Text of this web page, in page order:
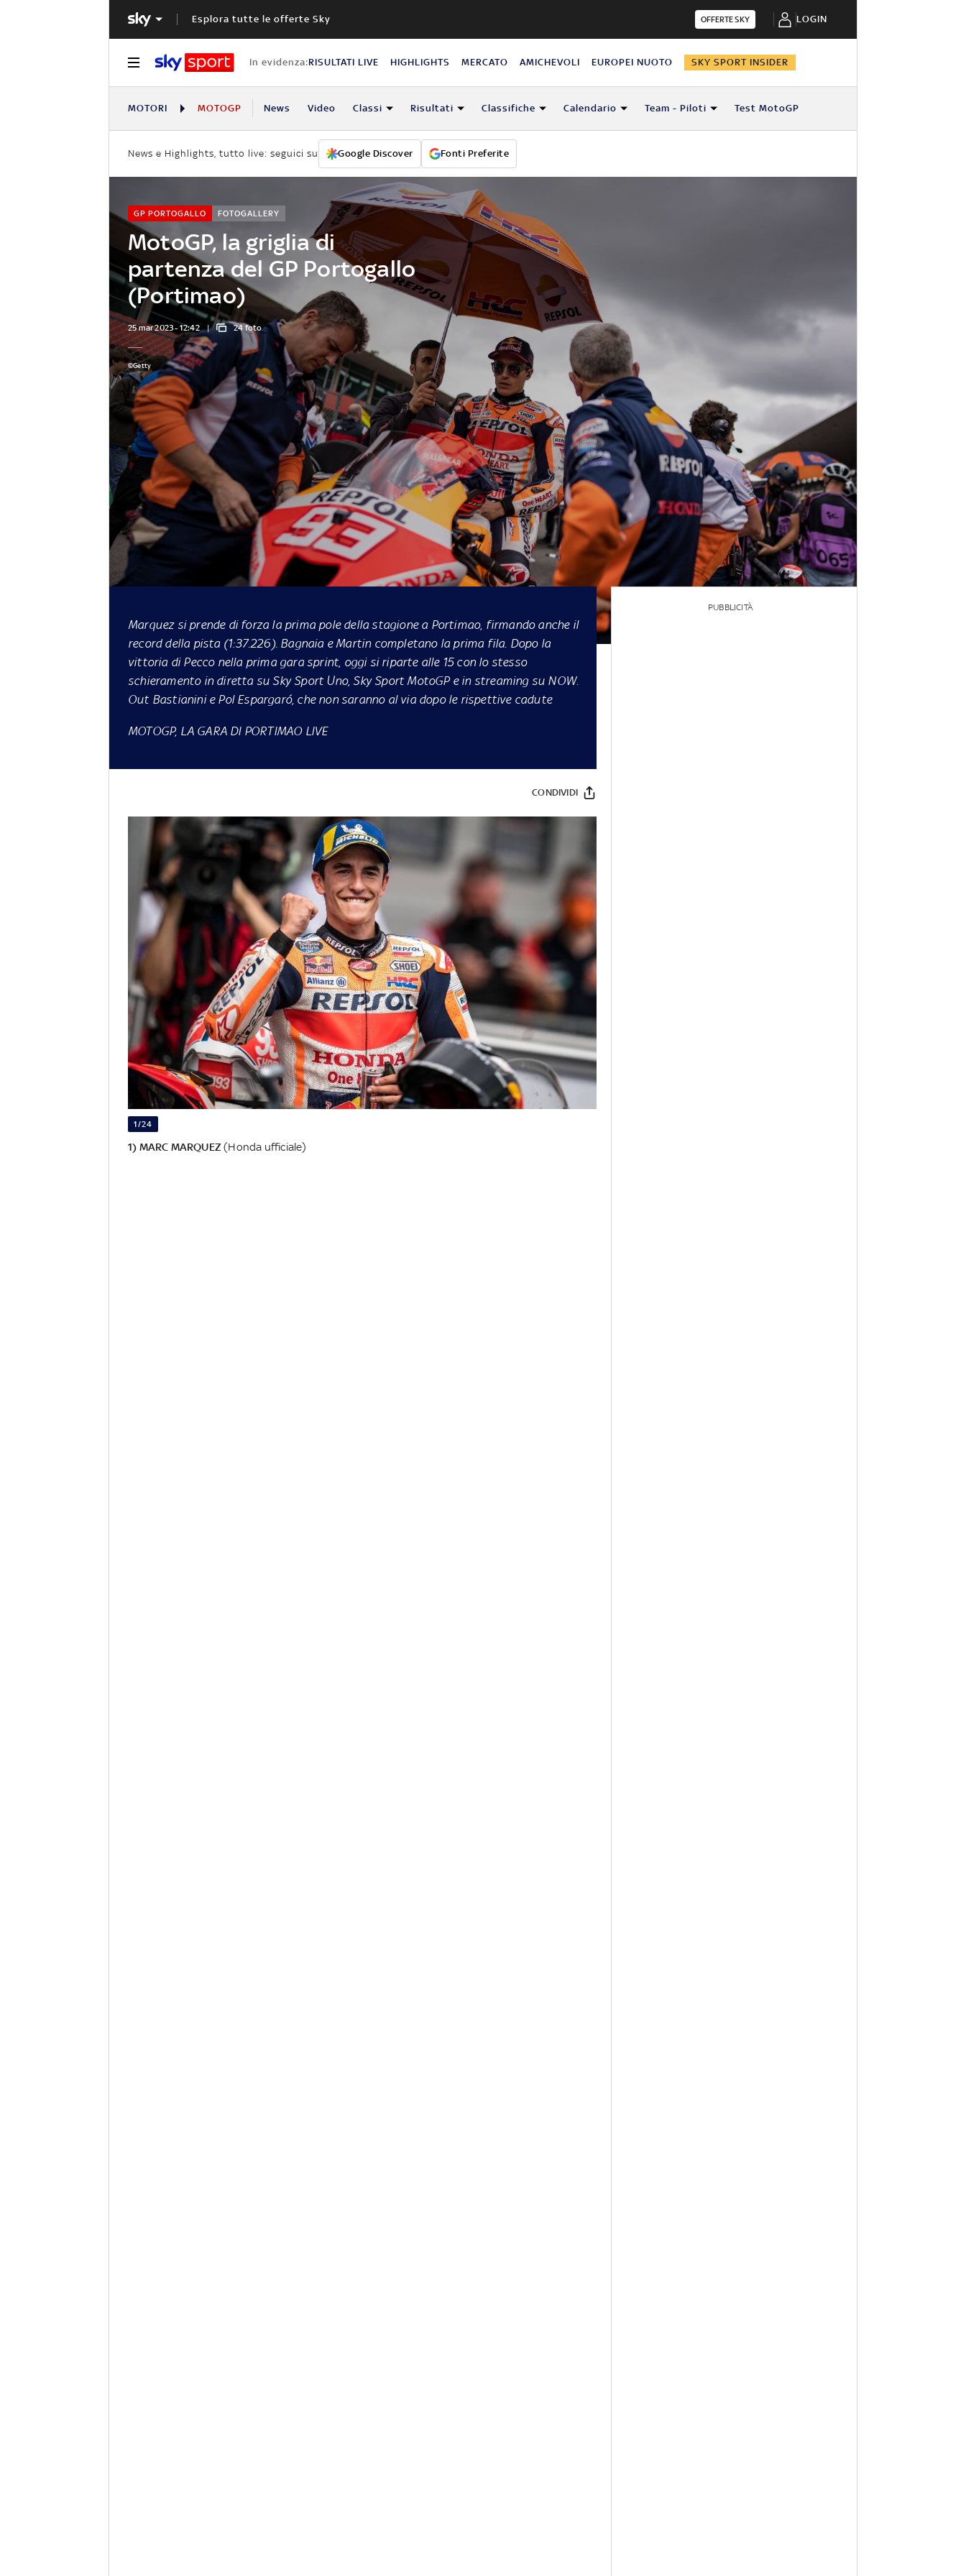
Esplora tutte le offerte Sky OFFERTE SKY LOGIN
In evidenza:RISULTATI LIVE HIGHLIGHTS MERCATO AMICHEVOLI EUROPEI NUOTO SKY SPORT INSIDER
MOTORI MOTOGP News Video Classi Risultati Classifiche Calendario Team - Piloti Test MotoGP
News e Highlights, tutto live: seguici su Google Discover Fonti Preferite
MotoGP, la griglia di
partenza del GP Portogallo
(Portimao)
GP PORTOGALLO FOTOGALLERY
25 mar 2023 - 12:42 24 foto
©Getty
Marquez si prende di forza la prima pole della stagione a Portimao, firmando anche il
record della pista (1:37.226). Bagnaia e Martin completano la prima fila. Dopo la
vittoria di Pecco nella prima gara sprint, oggi si riparte alle 15 con lo stesso
schieramento in diretta suSky Sport Uno, Sky Sport MotoGPe in streaming su NOW.
Out Bastianini e Pol Espargaró, che non saranno al via dopo le rispettive cadute
MOTOGP, LA GARA DI PORTIMAO LIVE
CONDIVIDI
1/24
1) MARC MARQUEZ(Honda ufficiale)
PUBBLICITÀ